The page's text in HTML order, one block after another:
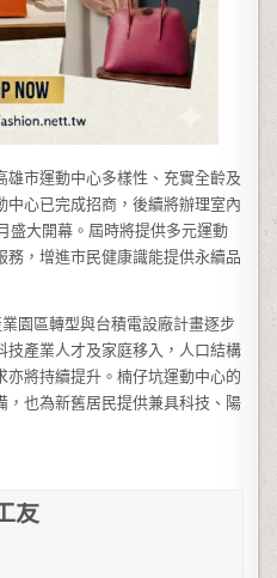
市運動中心多樣性、充實全齡及
中心已完成招商，後續將辦理室內
盛大開幕。屆時將提供多元運動
，增進市民健康識能提供永續品
園區轉型與台積電設廠計畫逐步
技產業人才及家庭移入，人口結構
亦將持續提升。楠仔坑運動中心的
，也為新舊居民提供兼具科技、陽
友